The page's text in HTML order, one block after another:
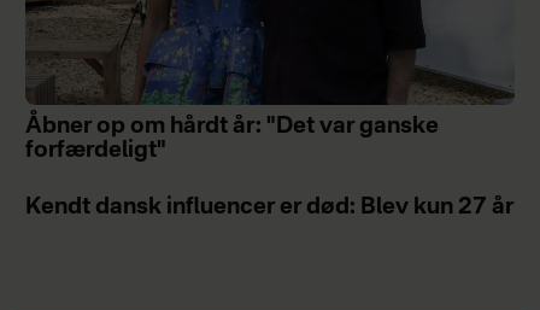
Åbner op om hårdt år: "Det var ganske
forfærdeligt"
Kendt dansk influencer er død: Blev kun 27 år